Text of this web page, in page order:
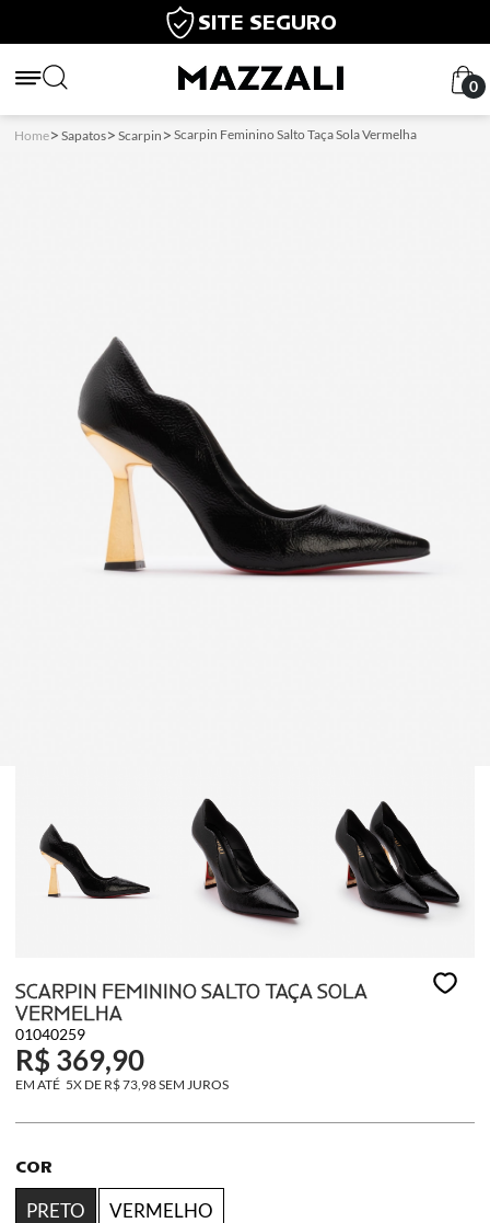
SITE SEGURO
0
Home Sapatos Scarpin Scarpin Feminino Salto Taça Sola Vermelha
SCARPIN FEMININO SALTO TAÇA SOLA
VERMELHA
01040259
R$ 369,90
5X DE R$ 73,98SEM JUROS
COR
PRETO VERMELHO